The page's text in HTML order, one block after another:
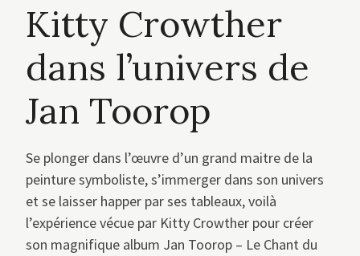
Kitty Crowther
dans l’univers de
Jan Toorop
Se plonger dans l’œuvre d’un grand maitre de la
peinture symboliste, s’immerger dans son univers
et se laisser happer par ses tableaux, voilà
l’expérience vécue par Kitty Crowther pour créer
son magnifique album Jan Toorop – Le Chant du